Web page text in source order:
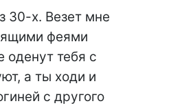
30-х. Везет мне
феями
оденут тебя с
а ты ходи и
с другого